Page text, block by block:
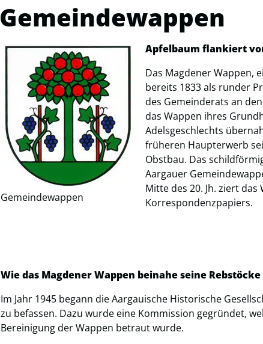
Gemeindewappen
Gemeindewappen
Apfelbaum flankiert
Das Magdener Wappen,
bereits 1833 als runder
des Gemeinderats an
das Wappen ihres
Adelsgeschlechts
früheren Haupterwerb
Obstbau. Das
Aargauer
Mitte des 20. Jh. ziert
Korrespondenzpapiers.
Wie das Magdener Wappen beinahe seine
Im Jahr 1945 begann die Aargauische Historische
zu befassen. Dazu wurde eine Kommission gegründet,
Bereinigung der Wappen betraut wurde.